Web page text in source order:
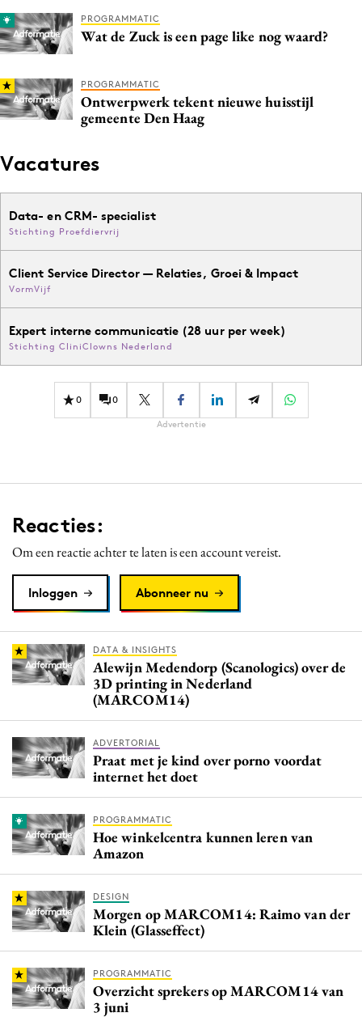
PROGRAMMATIC
Wat de Zuck is een page like nog waard?
PROGRAMMATIC
Ontwerpwerk tekent nieuwe huisstijl
gemeente Den Haag
Vacatures
Data- en CRM- specialist
Stichting Proefdiervrij
Client Service Director — Relaties, Groei & Impact
VormVijf
Expert interne communicatie (28 uur per week)
Stichting CliniClowns Nederland
0 0
Advertentie
Reacties:
Om een reactie achter te laten is een account vereist.
Inloggen Abonneer nu
DATA & INSIGHTS
Alewijn Medendorp (Scanologics) over de
3D printing in Nederland
(MARCOM14)
ADVERTORIAL
Praat met je kind over porno voordat
internet het doet
PROGRAMMATIC
Hoe winkelcentra kunnen leren van
Amazon
DESIGN
Morgen op MARCOM14: Raimo van der
Klein (Glasseffect)
PROGRAMMATIC
Overzicht sprekers op MARCOM14 van
3 juni